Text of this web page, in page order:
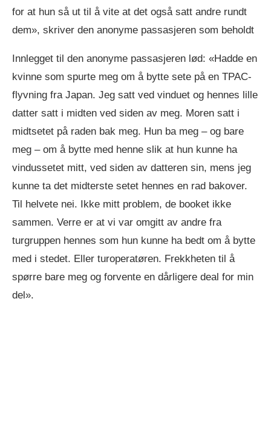
for at hun så ut til å vite at det også satt andre rundt
dem», skriver den anonyme passasjeren som beholdt
Innlegget til den anonyme passasjeren lød: «Hadde en
kvinne som spurte meg om å bytte sete på en TPAC-
flyvning fra Japan. Jeg satt ved vinduet og hennes lille
datter satt i midten ved siden av meg. Moren satt i
midtsetet på raden bak meg. Hun ba meg – og bare
meg – om å bytte med henne slik at hun kunne ha
vindussetet mitt, ved siden av datteren sin, mens jeg
kunne ta det midterste setet hennes en rad bakover.
Til helvete nei. Ikke mitt problem, de booket ikke
sammen. Verre er at vi var omgitt av andre fra
turgruppen hennes som hun kunne ha bedt om å bytte
med i stedet. Eller turoperatøren. Frekkheten til å
spørre bare meg og forvente en dårligere deal for min
del».